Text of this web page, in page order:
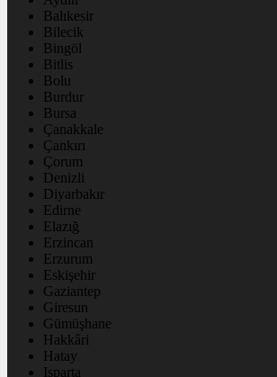
Balıkesir
Bilecik
Bingöl
Bitlis
Bolu
Burdur
Bursa
Çanakkale
Çankırı
Çorum
Denizli
Diyarbakır
Edirne
Elazığ
Erzincan
Erzurum
Eskişehir
Gaziantep
Giresun
Gümüşhane
Hakkâri
Hatay
Isparta